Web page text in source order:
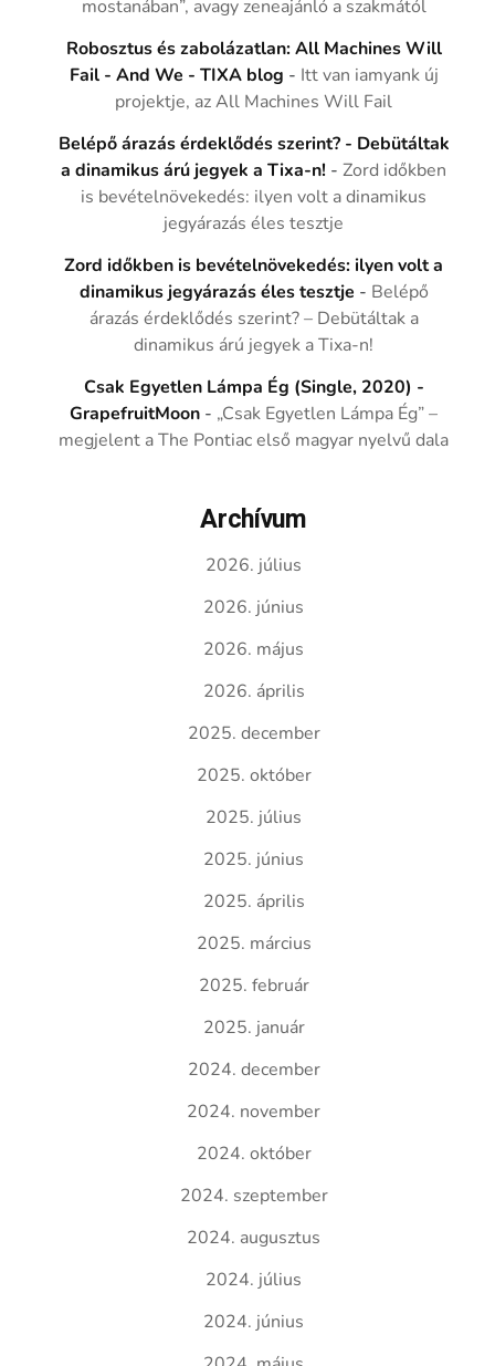
mostanában”, avagy zeneajánló a szakmától
Robosztus és zabolázatlan: All Machines Will
Fail - And We - TIXA blog - Itt van iamyank új
projektje, az All Machines Will Fail
Belépő árazás érdeklődés szerint? - Debütáltak
a dinamikus árú jegyek a Tixa-n! -Zord időkben
is bevételnövekedés: ilyen volt a dinamikus
jegyárazás éles tesztje
Zord időkben is bevételnövekedés: ilyen volt a
dinamikus jegyárazás éles tesztje - Belépő
árazás érdeklődés szerint? – Debütáltak a
dinamikus árú jegyek a Tixa-n!
Csak Egyetlen Lámpa Ég (Single, 2020) -
GrapefruitMoon - „Csak Egyetlen Lámpa Ég” –
megjelent a The Pontiac első magyar nyelvű dala
Archívum
2026. július
2026. június
2026. május
2026. április
2025. december
2025. október
2025. július
2025. június
2025. április
2025. március
2025. február
2025. január
2024. december
2024. november
2024. október
2024. szeptember
2024. augusztus
2024. július
2024. június